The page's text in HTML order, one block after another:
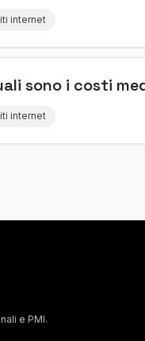
internet
sono i costi
internet
e PMI.